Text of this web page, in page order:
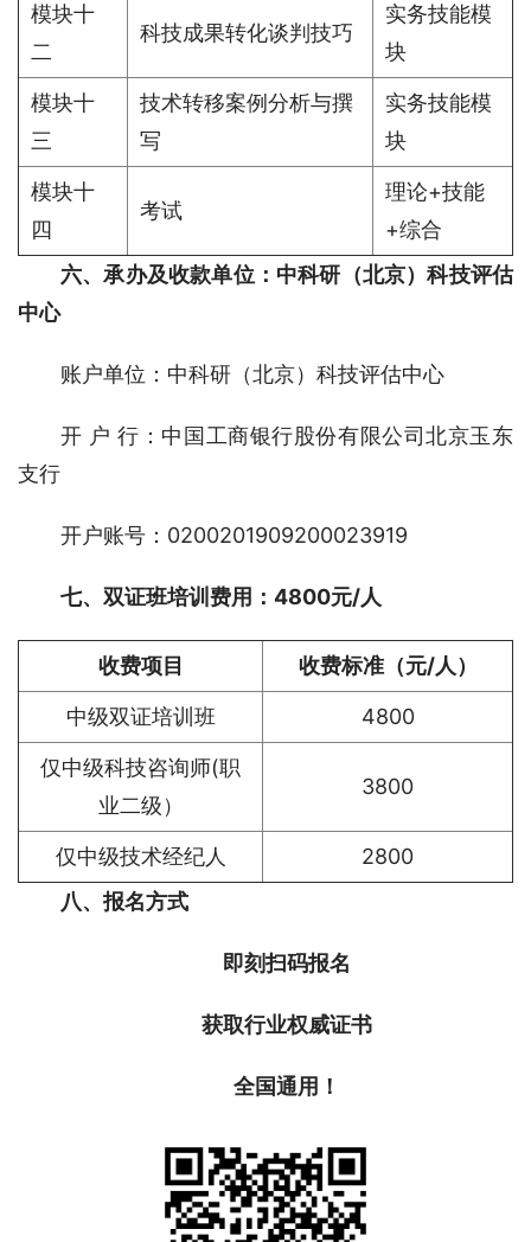
模块十
二
科技成果转化谈判技巧
实务技能模
块
模块十
三
技术转移案例分析与撰
写
实务技能模
块
模块十
四
考试
理论+技能
+综合
六、承办及收款单位：中科研（北京）科技评估
中心
账户单位：中科研（北京）科技评估中心
开 户 行：中国工商银行股份有限公司北京玉东
支行
开户账号：0200201909200023919
七、双证班培训费用：4800元/人
收费项目 收费标准（元/人）
中级双证培训班 4800
仅中级科技咨询师(职
业二级）
3800
仅中级技术经纪人
2800
八、报名方式
即刻扫码报名
获取行业权威证书
全国通用！